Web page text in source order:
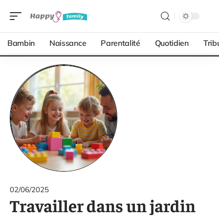
Bambin Naissance Parentalité Quotidien
02/06/2025
Travailler dans un jardin